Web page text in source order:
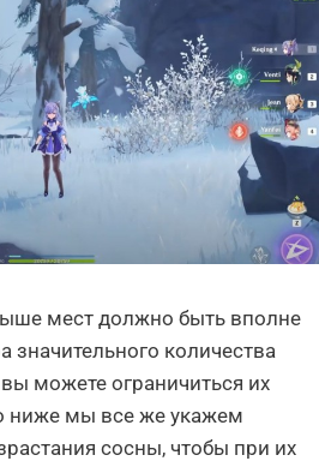
мест должно быть вполне
значительного количества
можете ограничиться их
ниже мы все же укажем
сосны, чтобы при их